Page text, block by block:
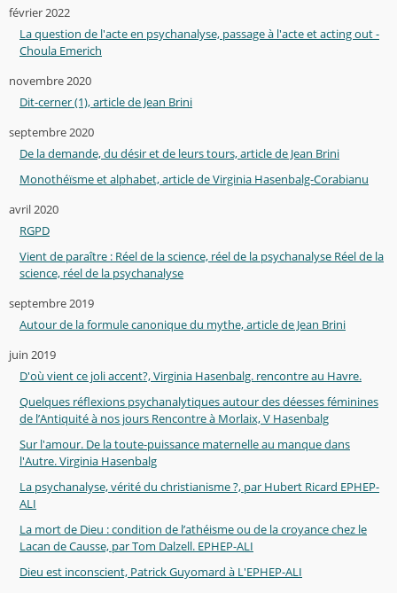
février 2022
La question de l'acte en psychanalyse, passage à l'acte et acting out -
Choula Emerich
novembre 2020
Dit-cerner (1), article de Jean Brini
septembre 2020
De la demande, du désir et de leurs tours, article de Jean Brini
Monothéïsme et alphabet, article de Virginia Hasenbalg-Corabianu
avril 2020
RGPD
Vient de paraître : Réel de la science, réel de la psychanalyse Réel de la
science, réel de la psychanalyse
septembre 2019
Autour de la formule canonique du mythe, article de Jean Brini
juin 2019
D'où vient ce joli accent?, Virginia Hasenbalg. rencontre au Havre.
Quelques réflexions psychanalytiques autour des déesses féminines
de l’Antiquité à nos jours Rencontre à Morlaix, V Hasenbalg
Sur l'amour. De la toute-puissance maternelle au manque dans
l'Autre. Virginia Hasenbalg
La psychanalyse, vérité du christianisme ?, par Hubert Ricard EPHEP-
ALI
La mort de Dieu : condition de l’athéisme ou de la croyance chez le
Lacan de Causse, par Tom Dalzell. EPHEP-ALI
Dieu est inconscient, Patrick Guyomard à L'EPHEP-ALI